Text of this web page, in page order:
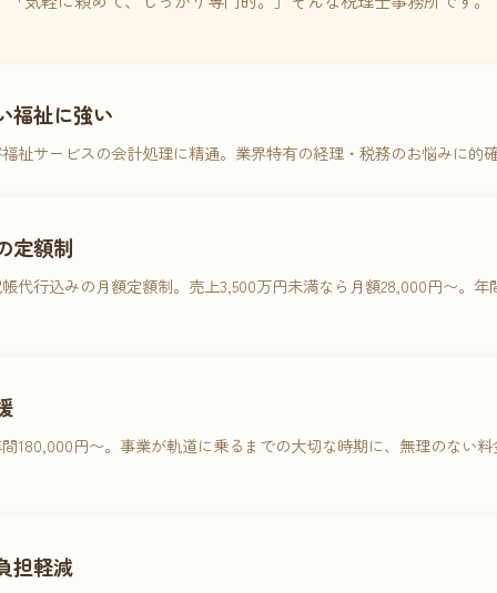
福祉に強い
祉サービスの会計処理に精通。業界特有の経理・税務のお悩みに的
定額制
代行込みの月額定額制。売上3,500万円未満なら月額28,000円〜。
180,000円〜。事業が軌道に乗るまでの大切な時期に、無理のない
担軽減